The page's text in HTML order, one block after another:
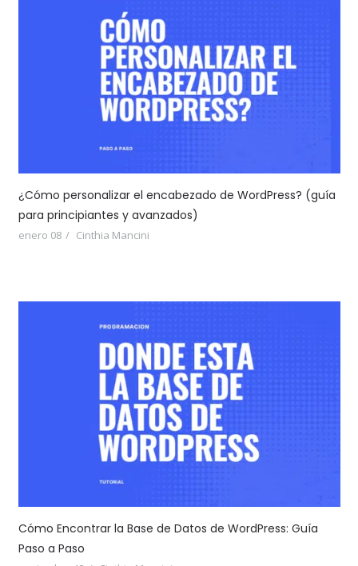
¿Cómo personalizar el encabezado de WordPress? (guía
para principiantes y avanzados)
enero 08 Cinthia Mancini
Cómo Encontrar la Base de Datos de WordPress: Guía
Paso a Paso